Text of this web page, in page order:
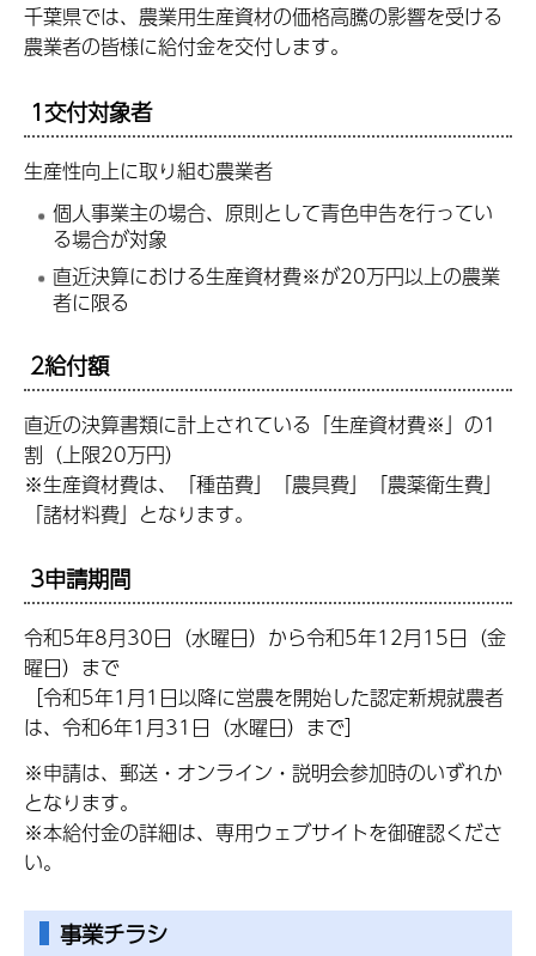
千葉県では、農業用生産資材の価格高騰の影響を受ける
農業者の皆様に給付金を交付します。
1交付対象者
生産性向上に取り組む農業者
個人事業主の場合、原則として青色申告を行ってい
る場合が対象
直近決算における生産資材費※が20万円以上の農業
者に限る
2給付額
直近の決算書類に計上されている「生産資材費※」の1
割（上限20万円）
※生産資材費は、「種苗費」「農具費」「農薬衛生費」
「諸材料費」となります。
3申請期間
令和5年8月30日（水曜日）から令和5年12月15日（金
曜日）まで
［令和5年1月1日以降に営農を開始した認定新規就農者
は、令和6年1月31日（水曜日）まで］
※申請は、郵送・オンライン・説明会参加時のいずれか
となります。
※本給付金の詳細は、専用ウェブサイトを御確認くださ
い。
事業チラシ